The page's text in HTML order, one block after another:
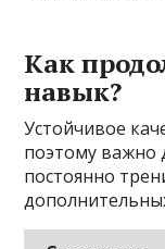
Как
навык?
Устойчивое
поэтому важно
постоянно